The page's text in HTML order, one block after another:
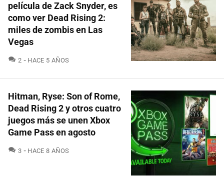
película de Zack Snyder, es
como ver Dead Rising 2:
miles de zombis en Las
Vegas
2 COMENTARIOS
HACE 5 AÑOS
Hitman, Ryse: Son of Rome,
Dead Rising 2 y otros cuatro
juegos más se unen Xbox
Game Pass en agosto
3 COMENTARIOS
HACE 8 AÑOS